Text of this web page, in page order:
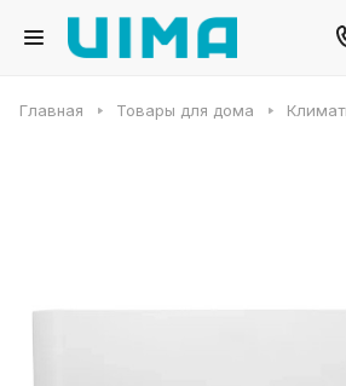
Главная Товары для дома